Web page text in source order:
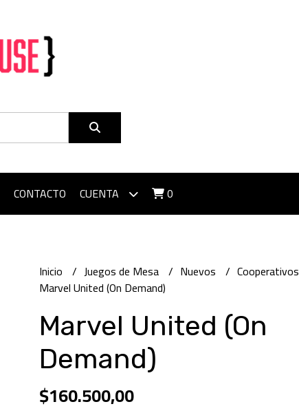
CONTACTO CUENTA 0
Inicio Juegos de Mesa Nuevos
Cooperativos
Marvel United (On Demand)
Marvel United (On
Demand)
$160.500,00